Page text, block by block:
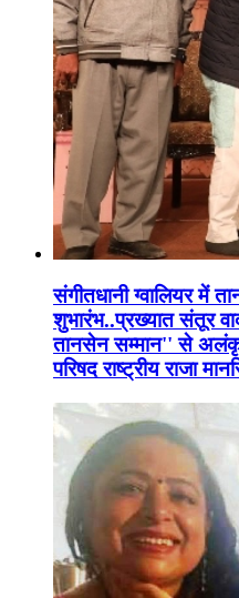
संगीतधानी ग्वालियर में
शुभारंभ..प्रख्यात संतूर
तानसेन सम्मान'' से
परिषद राष्ट्रीय राजा